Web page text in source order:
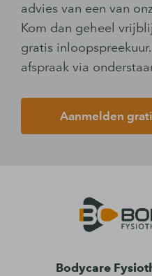
advies van een van
Kom dan geheel
gratis
afspraak via
Aanmelden
Bodycare